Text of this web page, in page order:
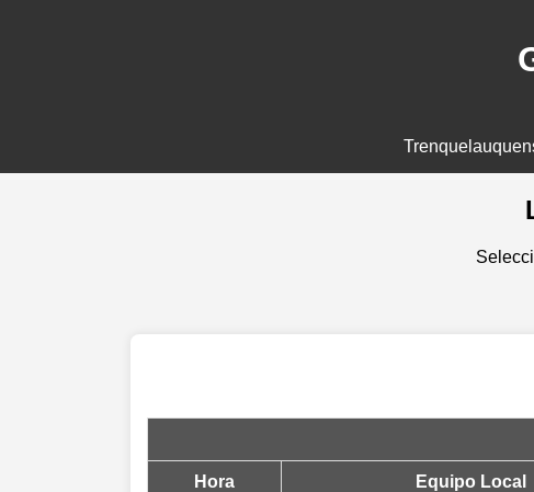
Hora Equipo Local